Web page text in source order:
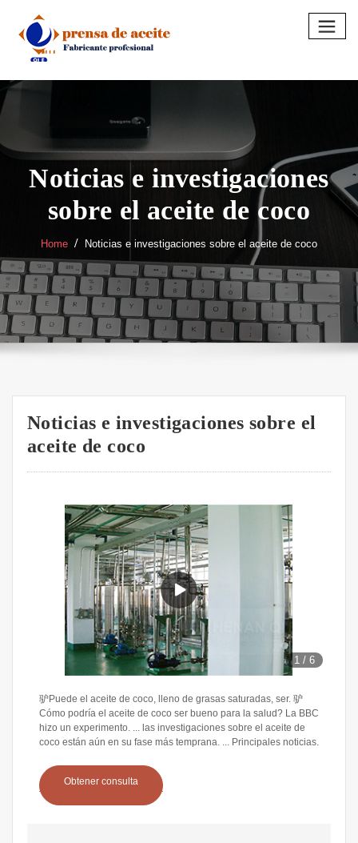
content
Noticias e investigaciones
sobre el aceite de coco
Home Noticias e investigaciones sobre el aceite de coco
Noticias e investigaciones sobre el
aceite de coco
1 /6
驴Puede el aceite de coco, lleno de grasas saturadas, ser. 驴
Cómo podría el aceite de coco ser bueno para la salud? La BBC
hizo un experimento. ... las investigaciones sobre el aceite de
coco están aún en su fase más temprana. ... Principales noticias.
Obtener consulta